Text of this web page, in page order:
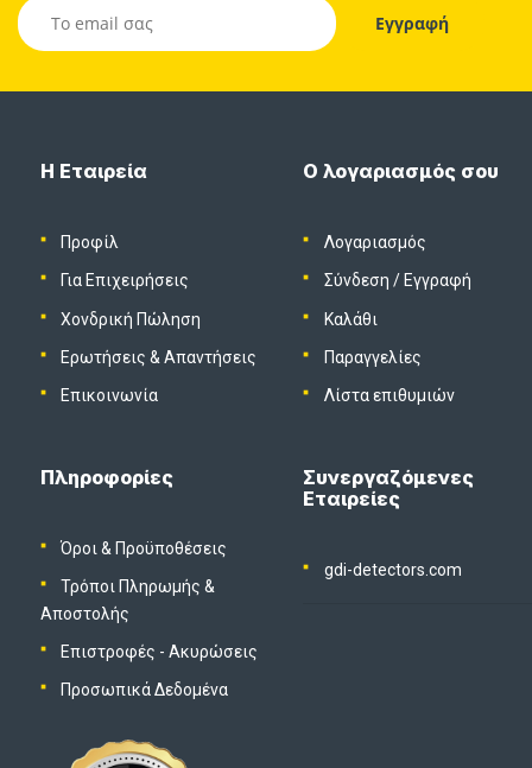
Η Εταιρεία
Προφίλ
Για Επιχειρήσεις
Χονδρική Πώληση
Ερωτήσεις & Απαντήσεις
Επικοινωνία
Ο λογαριασμός σου
Λογαριασμός
Σύνδεση / Εγγραφή
Καλάθι
Παραγγελίες
Λίστα επιθυμιών
Πληροφορίες
Όροι & Προϋποθέσεις
Τρόποι Πληρωμής &
Αποστολής
Επιστροφές - Ακυρώσεις
Προσωπικά Δεδομένα
Συνεργαζόμενες
Εταιρείες
gdi-detectors.com